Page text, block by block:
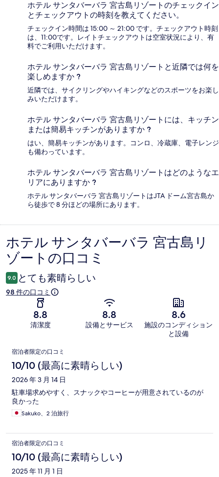
ホテル サンタバーバラ 宮古島リゾートのチェックイン
とチェックアウトの時刻を教えてください。
チェックイン時間は 15:00 ～ 21:00 です。チェックアウト時刻
は、11:00です。レイトチェックアウトは空室状況により、有
料でご利用いただけます。
ホテル サンタバーバラ 宮古島リゾートと近隣では何を
楽しめますか ?
近隣では、サイクリングやハイキングなどのスポーツをお楽し
みいただけます。
ホテル サンタバーバラ 宮古島リゾートには、キッチン
または簡易キッチンがありますか ?
はい、簡易キッチンがあります。コンロ、冷蔵庫、電子レンジ
も備わっています。
ホテル サンタバーバラ 宮古島リゾートはどのようなエ
リアにありますか ?
ホテル サンタバーバラ 宮古島リゾートはJTA ドーム宮古島か
ら徒歩で 8 分ほどの場所にあります。
口
コ
ミ
ホテル サンタバーバラ 宮古島リ
ゾートの口コミ
9.0 とても素晴らしい
98 件の口コミ
8.8
清潔度
8.8
設備とサービス
8.6
施設のコンディション
と設備
口
コ
ミ
宿泊者限定の口コミ
10/10 (最高に素晴らしい)
2026 年 3 月 14 日
駐車場求めやすく、スナックやコーヒーが用意されているのが
良かった
Sakuko、2 泊旅行
宿泊者限定の口コミ
10/10 (最高に素晴らしい)
2025 年 11 月 1 日